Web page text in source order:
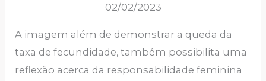
02/02/2023
A imagem além de demonstrar a queda da
taxa de fecundidade, também possibilita uma
reflexão acerca da responsabilidade feminina